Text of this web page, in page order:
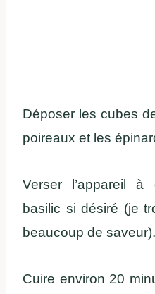
Déposer les cubes
poireaux et les
Verser l’appareil à
basilic si désiré (je
beaucoup de saveur).
Cuire environ 20